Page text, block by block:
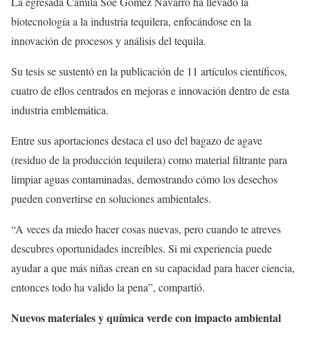
biotecnología a la industria tequilera, enfocándose en la
innovación de procesos y análisis del tequila.
Su tesis se sustentó en la publicación de 11 artículos científicos,
cuatro de ellos centrados en mejoras e innovación dentro de esta
industria emblemática.
Entre sus aportaciones destaca el uso del bagazo de agave
(residuo de la producción tequilera) como material filtrante para
limpiar aguas contaminadas, demostrando cómo los desechos
pueden convertirse en soluciones ambientales.
“A veces da miedo hacer cosas nuevas, pero cuando te atreves
descubres oportunidades increíbles. Si mi experiencia puede
ayudar a que más niñas crean en su capacidad para hacer ciencia,
entonces todo ha valido la pena”, compartió.
Nuevos materiales y química verde con impacto ambiental